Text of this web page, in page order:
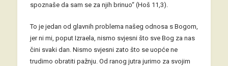
spoznaše da sam se za njih brinuo“ (Hoš 11,3).
To je jedan od glavnih problema našeg odnosa s Bogom,
jer ni mi, poput Izraela, nismo svjesni što sve Bog za nas
čini svaki dan. Nismo svjesni zato što se uopće ne
trudimo obratiti pažnju. Od ranog jutra jurimo za svojim